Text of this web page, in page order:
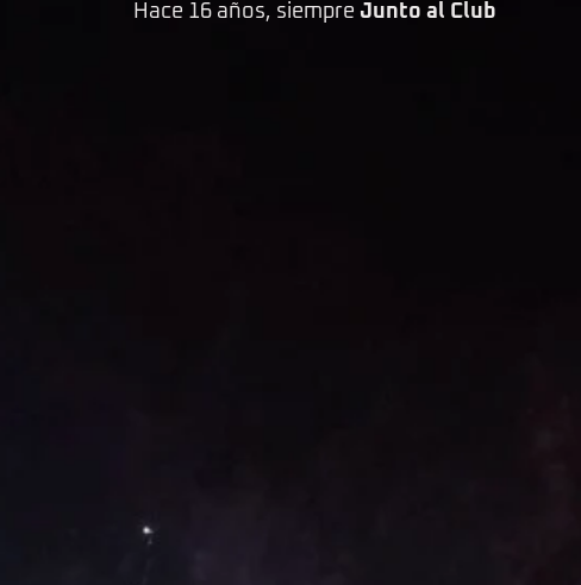
Hace 16 años, siempre Junto al Club